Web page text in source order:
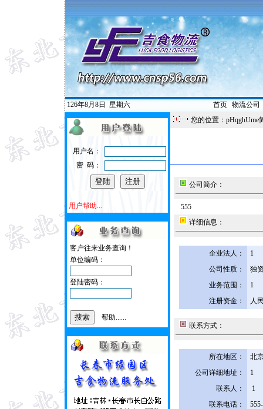
126年8月8日 星期六 首页| 物流公司
用户名：
密 码：
用户帮助...
客户往来业务查询！
单位编码：
登陆密码：
帮助......
您的位置：pHqghUme
公司简介：
555
详细信息：
企业法人：
1
公司性质：
独
业务范围：
1
注册资金：
人
联系方式：
所在地区：
北
公司详细地址：
1
联系人：
1
联系电话：